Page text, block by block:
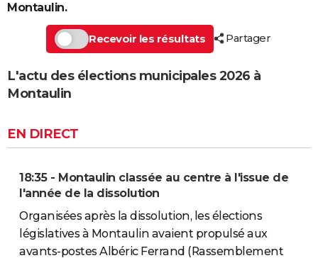
Montaulin.
Recevoir les résultats Partager
L'actu des élections municipales 2026 à
Montaulin
EN DIRECT
18:35 - Montaulin classée au centre à l'issue de
l'année de la dissolution
Organisées après la dissolution, les élections
législatives à Montaulin avaient propulsé aux
avants-postes Albéric Ferrand (Rassemblement